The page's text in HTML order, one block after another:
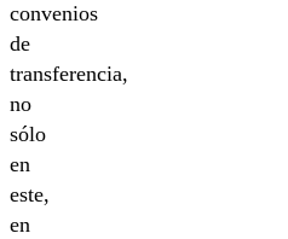
convenios
de
transferencia,
no
sólo
en
este,
en